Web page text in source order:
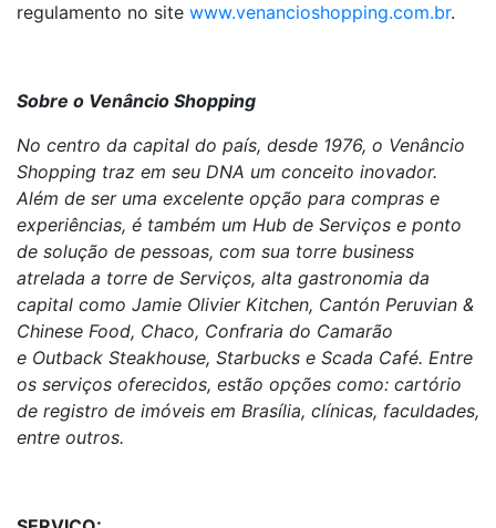
regulamento no site www.venancioshopping.com.br.
Sobre o Venâncio Shopping
No centro da capital do país, desde 1976, o Venâncio
Shopping traz em seu DNA um conceito inovador.
Além de ser uma excelente opção para compras e
experiências, é também um Hub de Serviços e ponto
de solução de pessoas, com sua torre business
atrelada a torre de Serviços, alta gastronomia da
capital como Jamie Olivier Kitchen, Cantón Peruvian &
Chinese Food, Chaco, Confraria do Camarão
e Outback Steakhouse, Starbucks e Scada Café. Entre
os serviços oferecidos, estão opções como: cartório
de registro de imóveis em Brasília, clínicas, faculdades,
entre outros.